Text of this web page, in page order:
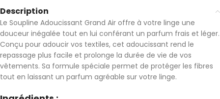
Description
Le Soupline Adoucissant Grand Air offre à votre linge une
douceur inégalée tout en lui conférant un parfum frais et léger.
Conçu pour adoucir vos textiles, cet adoucissant rend le
repassage plus facile et prolonge la durée de vie de vos
vêtements. Sa formule spéciale permet de protéger les fibres
tout en laissant un parfum agréable sur votre linge.